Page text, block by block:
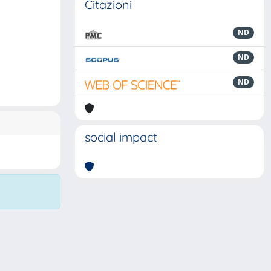
Citazioni
ND
ND
ND
social impact